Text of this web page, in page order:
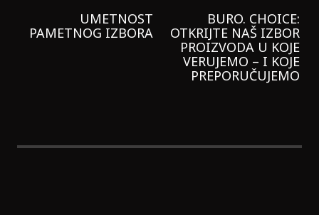
GARNIER KREMU I
NIKADA NIŠTA
LAGANIJE NISAM
KORISTILA